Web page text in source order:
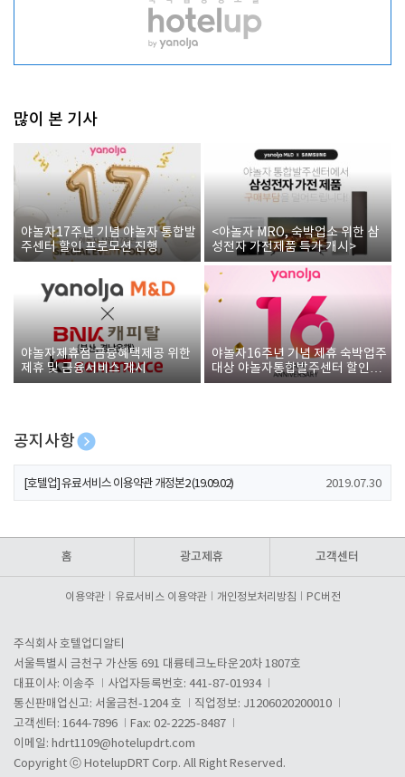
많이 본 기사
야놀자17주년 기념 야놀자 통합발
주센터 할인 프로모션 진행
<야놀자 MRO, 숙박업소 위한 삼
성전자 가전제품 특가 개시>
야놀자제휴점 금융혜택제공 위한
제휴 및 금융서비스 게시
야놀자16주년 기념 제휴 숙박업주
대상 야놀자통합발주센터 할인쿠
폰 증정
공지사항
[호텔업] 개인정보 처리방침 개정본1 (19.09.02)
[호텔업] 유료서비스 이용약관 개정본2 (19.09.02) 2019.07.30
홈 광고제휴 고객센터
이용약관 유료서비스 이용약관 개인정보처리방침 PC버전
주식회사 호텔업디알티
서울특별시 금천구 가산동 691 대륭테크노타운20차 1807호
대표이사: 이송주
사업자등록번호: 441-87-01934
통신판매업신고: 서울금천-1204 호
직업정보: J1206020200010
고객센터: 1644-7896
Fax: 02-2225-8487
이메일: hdrt1109@hotelupdrt.com
Copyright ⓒ HotelupDRT Corp. All Right Reserved.